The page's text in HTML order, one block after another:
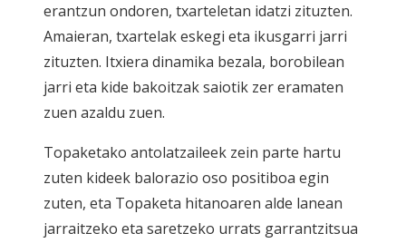
erantzun ondoren, txarteletan idatzi zituzten.
Amaieran, txartelak eskegi eta ikusgarri jarri
zituzten. Itxiera dinamika bezala, borobilean
jarri eta kide bakoitzak saiotik zer eramaten
zuen azaldu zuen.
Topaketako antolatzaileek zein parte hartu
zuten kideek balorazio oso positiboa egin
zuten, eta Topaketa hitanoaren alde lanean
jarraitzeko eta saretzeko urrats garrantzitsua